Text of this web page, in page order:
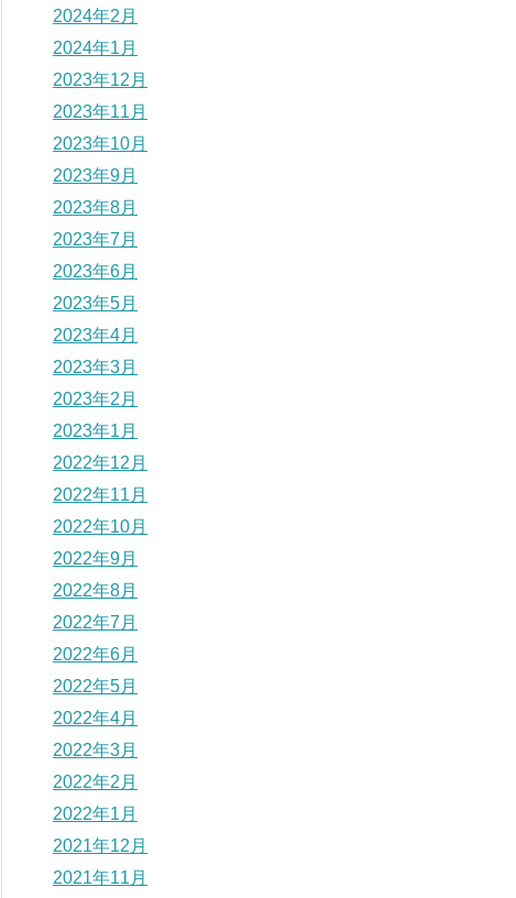
2024年2月
2024年1月
2023年12月
2023年11月
2023年10月
2023年9月
2023年8月
2023年7月
2023年6月
2023年5月
2023年4月
2023年3月
2023年2月
2023年1月
2022年12月
2022年11月
2022年10月
2022年9月
2022年8月
2022年7月
2022年6月
2022年5月
2022年4月
2022年3月
2022年2月
2022年1月
2021年12月
2021年11月